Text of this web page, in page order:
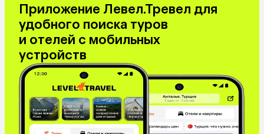
Приложение Левел.Тревел для
удобного поиска туров
и отелей с мобильных
устройств